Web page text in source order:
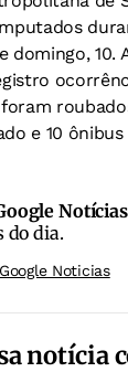
domingo, 10.
e 10 ônibus
Notícias
do dia.
Noticias
notícia